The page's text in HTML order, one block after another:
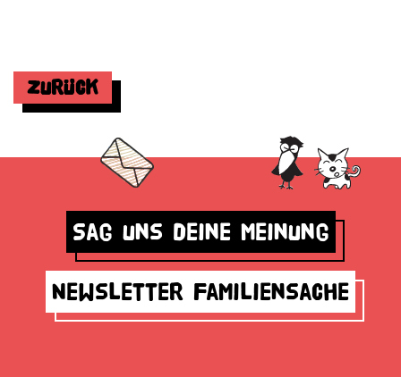
Zurück
Sag uns deine Meinung
Newsletter Familiensache